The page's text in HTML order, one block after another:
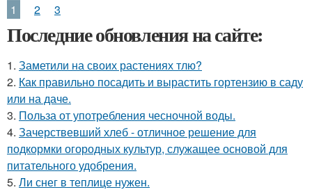
1 2 3
Последние обновления на сайте:
1. Заметили на своих растениях тлю?
2. Как правильно посадить и вырастить гортензию в саду
или на даче.
3. Польза от употребления чесночной воды.
4. Зачерствевший хлеб - отличное решение для
подкормки огородных культур, служащее основой для
питательного удобрения.
5. Ли снег в теплице нужен.